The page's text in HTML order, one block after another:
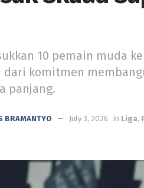
10 pemain muda
dari komitmen
panjang.
BRAMANTYO July 3, 2026 in Liga,